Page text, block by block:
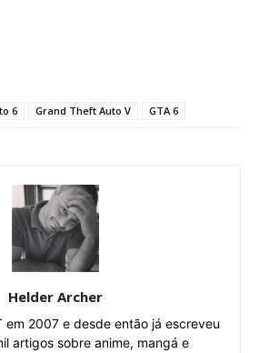
6 Grand Theft Auto V GTA 6
Helder Archer
em 2007 e desde então já escreveu
artigos sobre anime, mangá e